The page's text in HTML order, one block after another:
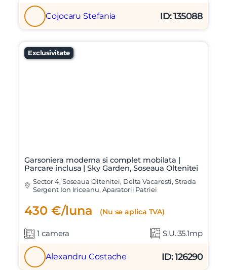
Cojocaru Stefania ID: 135088
Exclusivitate
Garsoniera moderna si complet mobilata |
Parcare inclusa | Sky Garden, Soseaua Oltenitei
Sector 4, Soseaua Oltenitei, Delta Vacaresti, Strada
Sergent Ion Iriceanu, Aparatorii Patriei
430 €/luna (Nu se aplica TVA)
1 camera S.U.:35.1mp
Alexandru Costache ID: 126290